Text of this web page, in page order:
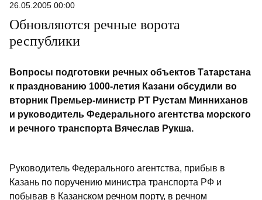
26.05.2005 00:00
Обновляются речные ворота
республики
Вопросы подготовки речных объектов Татарстана
к празднованию 1000-летия Казани обсудили во
вторник Премьер-министр РТ Рустам Минниханов
и руководитель Федерального агентства морского
и речного транспорта Вячеслав Рукша.
Руководитель Федерального агентства, прибыв в
Казань по поручению министра транспорта РФ и
побывав в Казанском речном порту, в речном